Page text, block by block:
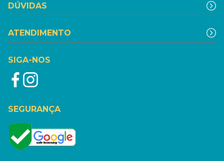
DÚVIDAS
ATENDIMENTO
SIGA-NOS
SEGURANÇA